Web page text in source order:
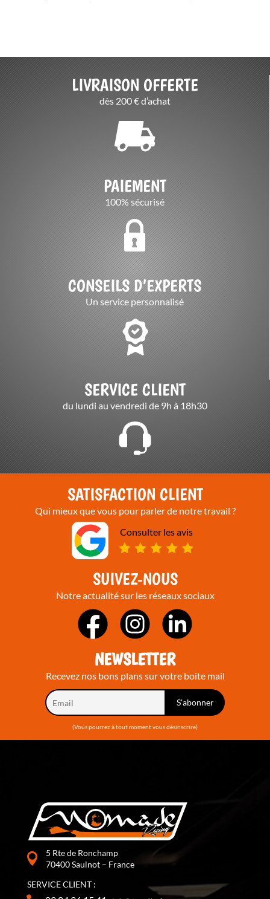
LIVRAISON OFFERTE
dès 200 € d’achat
PAIEMENT
100% sécurisé
CONSEILS D’EXPERTS
Un service personnalisé
SERVICE CLIENT
du lundi au vendredi de 9h à 18h30
SATISFACTION CLIENT
Qui mieux que vous pour parler de notre travail ?
Consulter les avis
SUIVEZ-NOUS
Notre actualité sur les réseaux sociaux
NEWSLETTER
Recevez nos bons plans sur votre boite mail
(Vous pourrez à tout moment vous désinscrire)
5 Rte de Ronchamp
70400 Saulnot – France
SERVICE CLIENT :